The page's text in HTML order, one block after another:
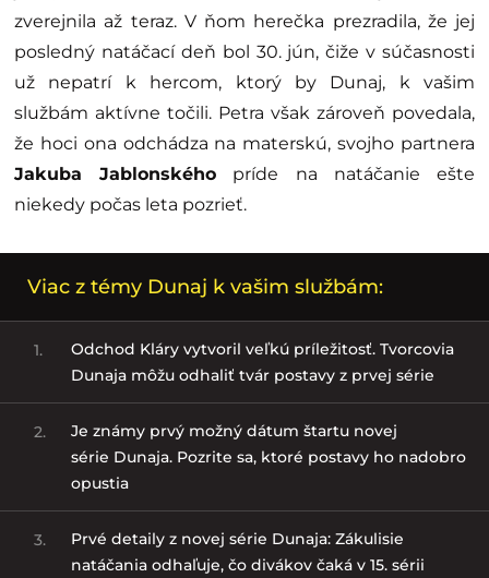
zverejnila až teraz. V ňom herečka prezradila, že jej
posledný natáčací deň bol 30. jún, čiže v súčasnosti
už nepatrí k hercom, ktorý by Dunaj, k vašim
službám aktívne točili. Petra však zároveň povedala,
že hoci ona odchádza na materskú, svojho partnera
Jakuba Jablonského príde na natáčanie ešte
niekedy počas leta pozrieť.
Viac z témy Dunaj k vašim službám:
1.
Odchod Kláry vytvoril veľkú príležitosť. Tvorcovia
Dunaja môžu odhaliť tvár postavy z prvej série
2.
Je známy prvý možný dátum štartu novej
série Dunaja. Pozrite sa, ktoré postavy ho nadobro
opustia
3.
Prvé detaily z novej série Dunaja: Zákulisie
natáčania odhaľuje, čo divákov čaká v 15. sérii